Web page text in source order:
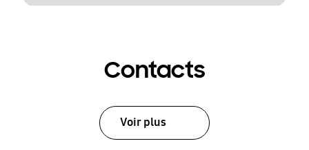
Contacts
Voir plus